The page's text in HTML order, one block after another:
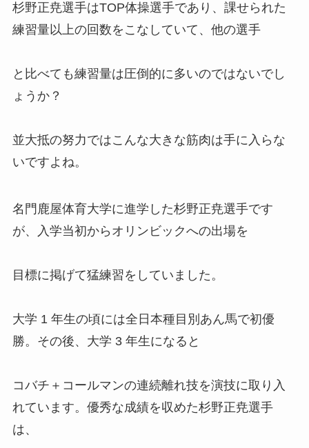
杉野正尭選手はTOP体操選手であり、課せられた
練習量以上の回数をこなしていて、他の選手
と比べても練習量は圧倒的に多いのではないでし
ょうか？
並大抵の努力ではこんな大きな筋肉は手に入らな
いですよね。
名門鹿屋体育大学に進学した杉野正尭選手です
が、入学当初からオリンビックへの出場を
目標に掲げて猛練習をしていました。
大学 1 年生の頃には全日本種目別あん馬で初優
勝。その後、大学 3 年生になると
コバチ＋コールマンの連続離れ技を演技に取り入
れています。優秀な成績を収めた杉野正尭選手
は、